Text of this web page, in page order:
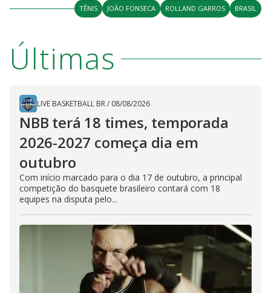
TÊNIS JOÃO FONSECA ROLLAND GARROS BRASIL
Últimas
LIVE BASKETBALL BR/ 08/08/2026
NBB terá 18 times, temporada
2026-2027 começa dia em
outubro
Com início marcado para o dia 17 de outubro, a principal
competição do basquete brasileiro contará com 18
equipes na disputa pelo...